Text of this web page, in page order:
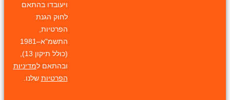
ויעובדו בהתאם
לחוק הגנת
הפרטיות,
התשמ"א–1981
(כולל תיקון 13),
ובהתאם למדיניות
הפרטיות שלנו.